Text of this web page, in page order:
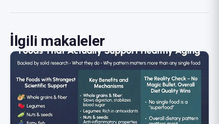
İlgili makaleler